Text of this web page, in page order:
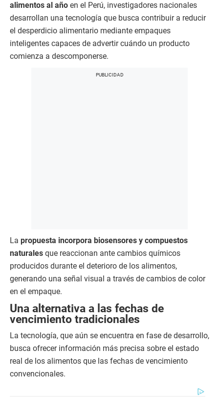
alimentos al año en el Perú, investigadores nacionales
desarrollan una tecnología que busca contribuir a reducir
el desperdicio alimentario mediante empaques
inteligentes capaces de advertir cuándo un producto
comienza a descomponerse.
La propuesta incorpora biosensores y compuestos
naturales que reaccionan ante cambios químicos
producidos durante el deterioro de los alimentos,
generando una señal visual a través de cambios de color
en el empaque.
Una alternativa a las fechas de
vencimiento tradicionales
La tecnología, que aún se encuentra en fase de desarrollo,
busca ofrecer información más precisa sobre el estado
real de los alimentos que las fechas de vencimiento
convencionales.